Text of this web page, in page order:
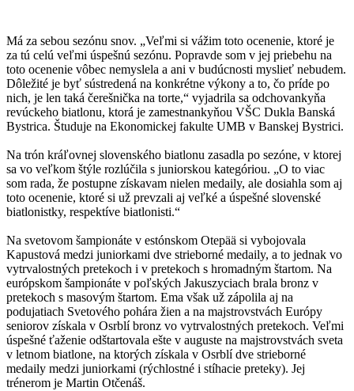
Má za sebou sezónu snov. „Veľmi si vážim toto ocenenie, ktoré je
za tú celú veľmi úspešnú sezónu. Popravde som v jej priebehu na
toto ocenenie vôbec nemyslela a ani v budúcnosti myslieť nebudem.
Dôležité je byť sústredená na konkrétne výkony a to, čo príde po
nich, je len taká čerešnička na torte,“ vyjadrila sa odchovankyňa
revúckeho biatlonu, ktorá je zamestnankyňou VŠC Dukla Banská
Bystrica. Študuje na Ekonomickej fakulte UMB v Banskej Bystrici.
Na trón kráľovnej slovenského biatlonu zasadla po sezóne, v ktorej
sa vo veľkom štýle rozlúčila s juniorskou kategóriou. „O to viac
som rada, že postupne získavam nielen medaily, ale dosiahla som aj
toto ocenenie, ktoré si už prevzali aj veľké a úspešné slovenské
biatlonistky, respektíve biatlonisti.“
Na svetovom šampionáte v estónskom Otepää si vybojovala
Kapustová medzi juniorkami dve strieborné medaily, a to jednak vo
vytrvalostných pretekoch i v pretekoch s hromadným štartom. Na
európskom šampionáte v poľských Jakuszyciach brala bronz v
pretekoch s masovým štartom. Ema však už zápolila aj na
podujatiach Svetového pohára žien a na majstrovstvách Európy
seniorov získala v Osrblí bronz vo vytrvalostných pretekoch. Veľmi
úspešné ťaženie odštartovala ešte v auguste na majstrovstvách sveta
v letnom biatlone, na ktorých získala v Osrblí dve strieborné
medaily medzi juniorkami (rýchlostné i stíhacie preteky). Jej
trénerom je Martin Otčenáš.